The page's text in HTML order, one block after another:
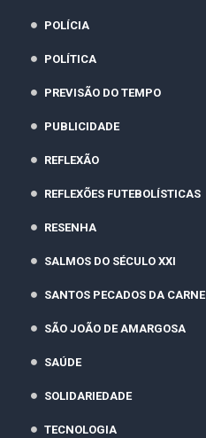
POLÍCIA
POLÍTICA
PREVISÃO DO TEMPO
PUBLICIDADE
REFLEXÃO
REFLEXÕES FUTEBOLÍSTICAS
RESENHA
SALMOS DO SÉCULO XXI
SANTOS PECADOS DA CARNE
SÃO JOÃO DE AMARGOSA
SAÚDE
SOLIDARIEDADE
TECNOLOGIA